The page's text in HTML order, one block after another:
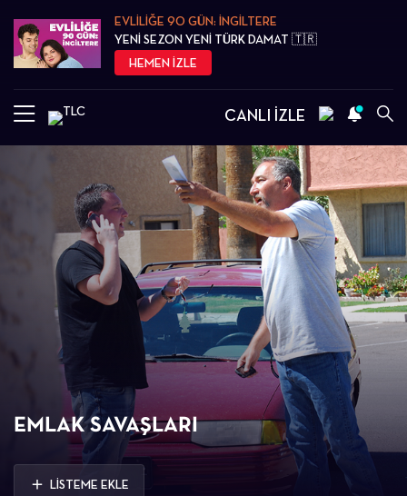
EVLİLİĞE 90 GÜN: İNGİLTERE
YENİ SEZON YENİ TÜRK DAMAT 🇹🇷
HEMEN İZLE
CANLI İZLE
EMLAK SAVAŞLARI
LİSTEME EKLE